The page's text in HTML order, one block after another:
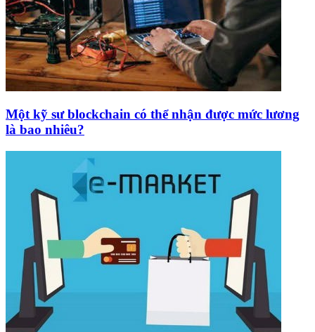
Một kỹ sư blockchain có thể nhận được mức lương
là bao nhiêu?